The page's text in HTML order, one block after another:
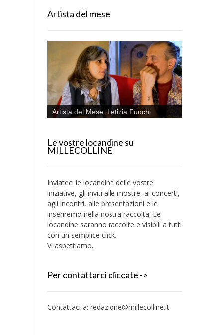
Artista del mese
Artista del Mese: Letizia Fuochi
Le vostre locandine su
MILLECOLLINE
Inviateci le locandine delle vostre
iniziative, gli inviti alle mostre, ai concerti,
agli incontri, alle presentazioni e le
inseriremo nella nostra raccolta. Le
locandine saranno raccolte e visibili a tutti
con un semplice click.
Vi aspettiamo.
Per contattarci cliccate ->
Contattaci a: redazione@millecolline.it